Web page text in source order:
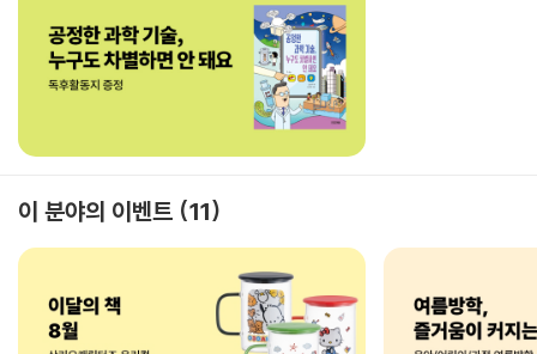
이 분야의 이벤트 11